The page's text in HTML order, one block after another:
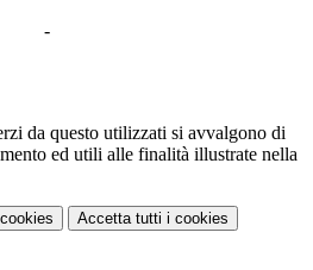
-
da questo utilizzati si avvalgono di
ed utili alle finalità illustrate nella
Accetta tutti i cookies